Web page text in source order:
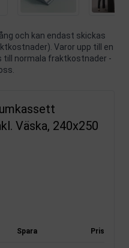
och kan endast skickas
Varor upp till en
till normala fraktkostnader -
Väska, 240x250
Spara Pris